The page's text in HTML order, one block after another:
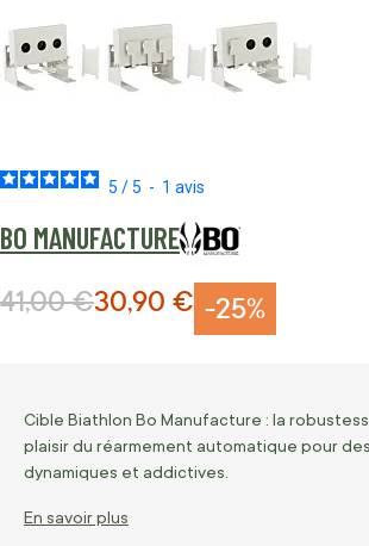
5 /5 - 1 avis
BO MANUFACTURE
-25%
Prix Spécial
30,90 €
Prix normal
41,00 €
Cible Biathlon Bo Manufacture : la
plaisir du réarmement automatique pour
dynamiques et addictives.
En savoir plus